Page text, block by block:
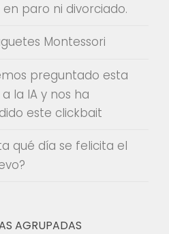
paro ni divorciado.
Montessori
preguntado esta
la IA y nos ha
este clickbait
qué día se felicita el
AGRUPADAS